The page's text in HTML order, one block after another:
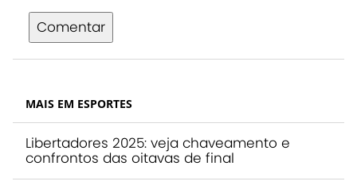
Comentar
MAIS EM ESPORTES
Libertadores 2025: veja chaveamento e
confrontos das oitavas de final